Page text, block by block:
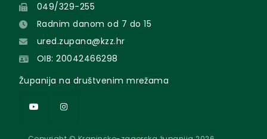
049/329-255
Radnim danom od 7 do 15
ured.zupana@kzz.hr
OIB: 20042466298
Županija na društvenim mrežama